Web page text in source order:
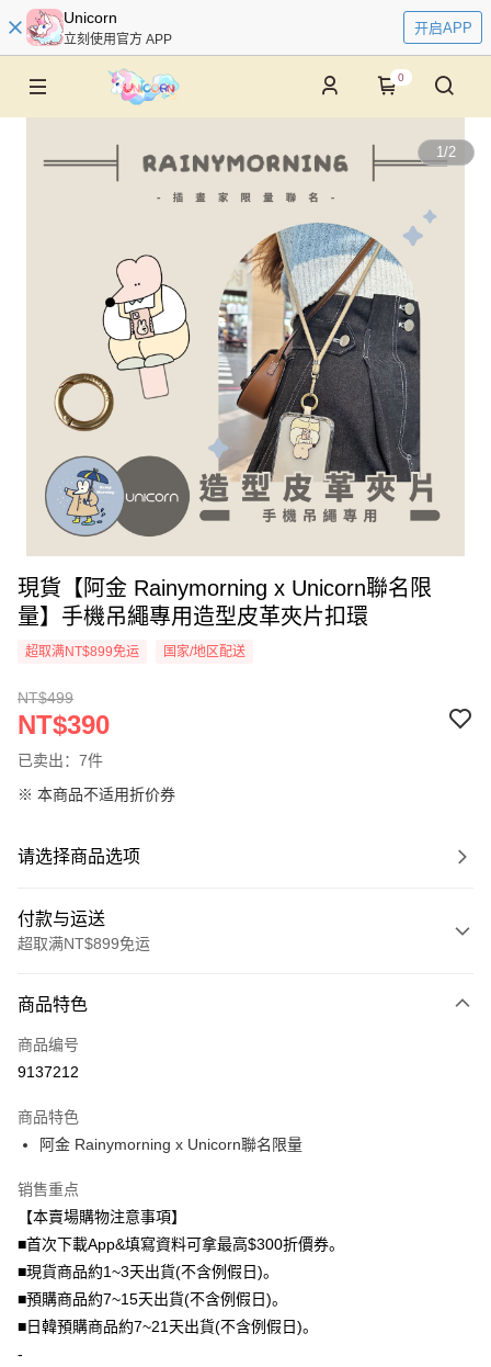
Unicorn
立刻使用官方 APP
开启APP
0
1/2
現貨【阿金 Rainymorning x Unicorn聯名限
量】手機吊繩專用造型皮革夾片扣環
超取满NT$899免运 国家/地区配送
NT$499
NT$390
已卖出：7件
※ 本商品不适用折价券
请选择商品选项
付款与运送
超取满NT$899免运
信用卡一次付款
信用卡分期付款
合作金库商业银行
华南商业银行
彰化商业银行
国泰世华商业银行
台湾中小企业银行
汇丰（台湾）商业银行
华泰商业银行
联邦商业银行
元大商业银行
星展（台湾）商业银行
台新国际商业银行
中国信托商业银行
6期 0利率，每期
华南商业银行
上海商业储蓄银行
国泰世华商业银行
台湾中小企业银行
台中商业银行
汇丰（台湾）商业银行
华泰商业银行
联邦商业银行
远东国际商业银行
元大商业银行
永丰商业银行
12期 0利率，每期 NT$32
合作金库商业银行
华南商业银行
上海商业储蓄银行
台北富邦商业银行
国泰世华商业银行
台湾中小企业银行
台中商业银行
汇丰（台湾）商业银行
华泰商业银行
联邦商业银行
远东国际商业银行
24期 0利率，每期
合作金库商业银行
华南商业银行
彰化商业银行
上海商业储蓄银行
兆丰国际商业银行
台湾中小企业银行
台中商业银行
汇丰（台湾）商业银行
华泰商业银行
联邦商业银行
超商取货付款
LINE Pay
Apple Pay
街口支付
商品特色
商品编号
9137212
商品特色
阿金 Rainymorning x Unicorn聯名限量
销售重点
【本賣場購物注意事項】
■首次下載App&填寫資料可拿最高$300折價券。
■現貨商品約1~3天出貨(不含例假日)。
■預購商品約7~15天出貨(不含例假日)。
■日韓預購商品約7~21天出貨(不含例假日)。
-